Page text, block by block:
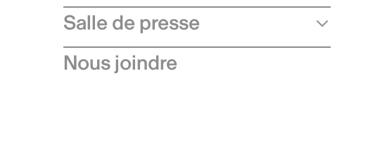
Salle de presse
Communiqués de presse
Nous joindre